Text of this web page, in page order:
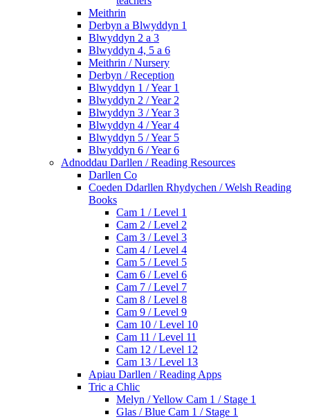
Meithrin
Derbyn a Blwyddyn 1
Blwyddyn 2 a 3
Blwyddyn 4, 5 a 6
Meithrin / Nursery
Derbyn / Reception
Blwyddyn 1 / Year 1
Blwyddyn 2 / Year 2
Blwyddyn 3 / Year 3
Blwyddyn 4 / Year 4
Blwyddyn 5 / Year 5
Blwyddyn 6 / Year 6
Adnoddau Darllen / Reading Resources
Darllen Co
Coeden Ddarllen Rhydychen / Welsh Reading
Books
Cam 1 / Level 1
Cam 2 / Level 2
Cam 3 / Level 3
Cam 4 / Level 4
Cam 5 / Level 5
Cam 6 / Level 6
Cam 7 / Level 7
Cam 8 / Level 8
Cam 9 / Level 9
Cam 10 / Level 10
Cam 11 / Level 11
Cam 12 / Level 12
Cam 13 / Level 13
Apiau Darllen / Reading Apps
Tric a Chlic
Melyn / Yellow Cam 1 / Stage 1
Glas / Blue Cam 1 / Stage 1